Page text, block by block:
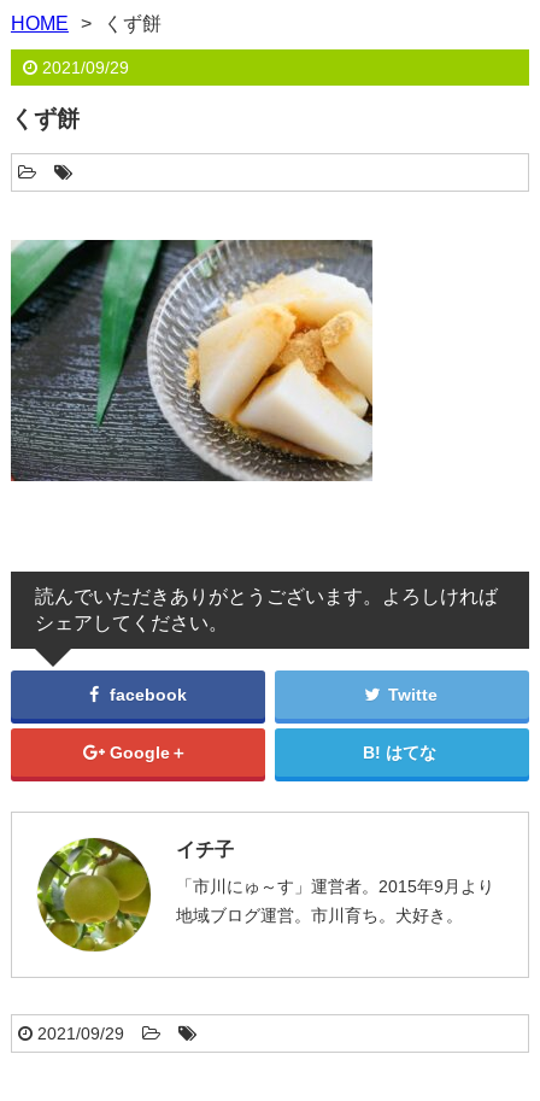
HOME くず餅
2021/09/29
くず餅
読んでいただきありがとうございます。よろしければ
シェアしてください。
facebook Twitte
Google＋ はてな
イチ子
「市川にゅ～す」運営者。2015年9月より
地域ブログ運営。市川育ち。犬好き。
2021/09/29